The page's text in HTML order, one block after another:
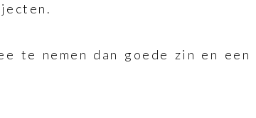
te nemen dan goede zin en een